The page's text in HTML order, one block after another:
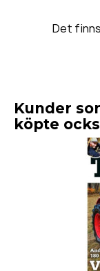
Det
Kunder
köpte